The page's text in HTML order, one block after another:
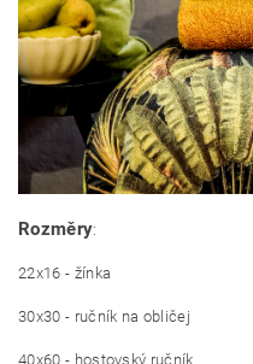
Rozměry:
22x16 - žínka
30x30 - ručník na obličej
40x60 - hostovský ručník